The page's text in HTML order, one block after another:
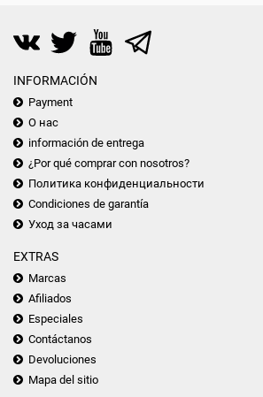
INFORMACIÓN
Payment
О нас
información de entrega
¿Por qué comprar con nosotros?
Политика конфиденциальности
Condiciones de garantía
Уход за часами
EXTRAS
Marcas
Afiliados
Especiales
Contáctanos
Devoluciones
Mapa del sitio